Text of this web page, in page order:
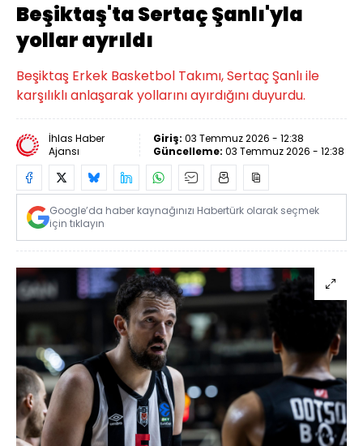
Beşiktaş'ta Sertaç Şanlı'yla
yollar ayrıldı
Beşiktaş Erkek Basketbol Takımı, Sertaç Şanlı ile
karşılıklı anlaşarak yollarını ayırdığını duyurdu.
İhlas Haber
Ajansı
Giriş: 03 Temmuz 2026 - 12:38
Güncelleme: 03 Temmuz 2026 - 12:38
Google’da haber kaynağınızı Habertürk olarak seçmek
için tıklayın